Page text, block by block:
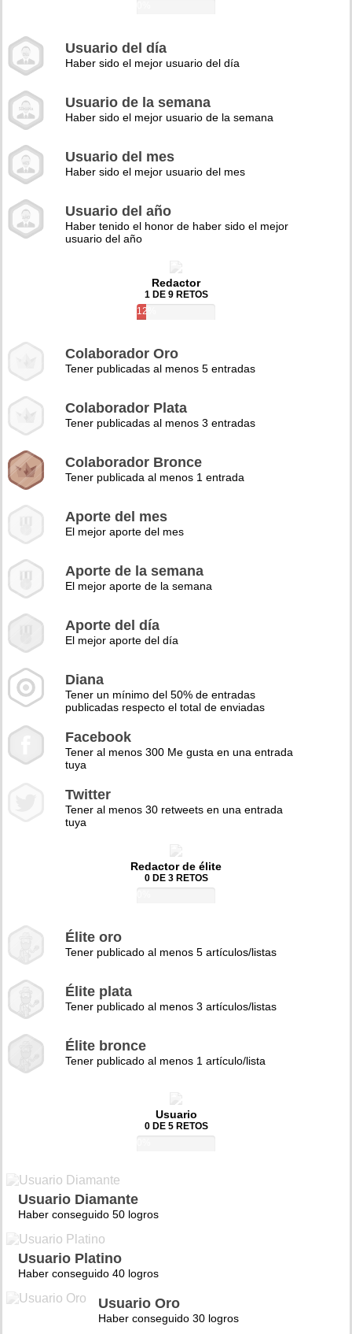
Usuario del día
Haber sido el mejor usuario del día
Usuario de la semana
Haber sido el mejor usuario de la semana
Usuario del mes
Haber sido el mejor usuario del mes
Usuario del año
Haber tenido el honor de haber sido el mejor
usuario del año
Redactor
1 DE 9 RETOS
12%
Colaborador Oro
Tener publicadas al menos 5 entradas
Colaborador Plata
Tener publicadas al menos 3 entradas
Colaborador Bronce
Tener publicada al menos 1 entrada
Aporte del mes
El mejor aporte del mes
Aporte de la semana
El mejor aporte de la semana
Aporte del día
El mejor aporte del día
Diana
Tener un mínimo del 50% de entradas
publicadas respecto el total de enviadas
Facebook
Tener al menos 300 Me gusta en una entrada
tuya
Twitter
Tener al menos 30 retweets en una entrada
tuya
Redactor de élite
0 DE 3 RETOS
Élite oro
Tener publicado al menos 5 artículos/listas
Élite plata
Tener publicado al menos 3 artículos/listas
Élite bronce
Tener publicado al menos 1 artículo/lista
Usuario
0 DE 5 RETOS
Usuario Diamante
Haber conseguido 50 logros
Usuario Platino
Haber conseguido 40 logros
Usuario Oro
Haber conseguido 30 logros